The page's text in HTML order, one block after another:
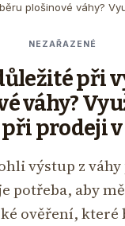
plošinové váhy?
NEZAŘAZENÉ
při
váhy?
prodeji
výstup z váhy
potřeba, aby
ověření, které